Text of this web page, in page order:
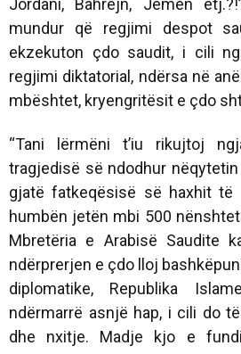
mundur që regjimi despot
ekzekuton çdo saudit, i cili
regjimi diktatorial, ndërsa në
mbështet, kryengritësit e çdo
“Tani lërmëni t’iu rikujtoj
tragjedisë së ndodhur
gjatë fatkeqësisë së haxhit
humbën jetën mbi 500
Mbretëria e Arabisë Saudite
ndërprerjen e çdo lloj
diplomatike, Republika
ndërmarrë asnjë hap, i cili do
dhe nxitje. Madje kjo e